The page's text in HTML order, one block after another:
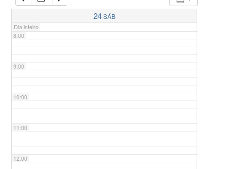
24SÁB
Dia inteiro
7:00
8:00
9:00
10:00
11:00
12:00